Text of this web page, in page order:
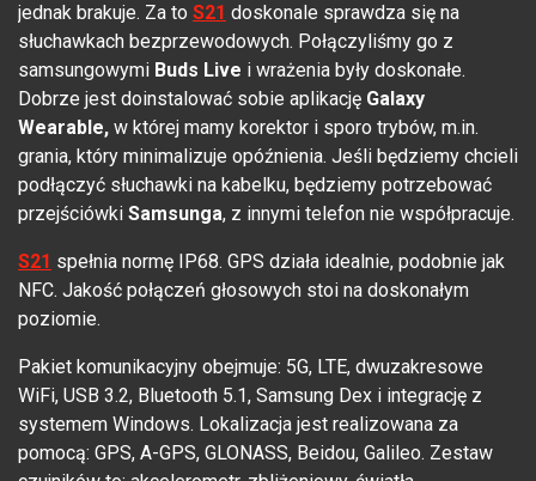
jednak brakuje. Za to S21 doskonale sprawdza się na
słuchawkach bezprzewodowych. Połączyliśmy go z
samsungowymi Buds Live i wrażenia były doskonałe.
Dobrze jest doinstalować sobie aplikację Galaxy
Wearable, w której mamy korektor i sporo trybów, m.in.
grania, który minimalizuje opóźnienia. Jeśli będziemy chcieli
podłączyć słuchawki na kabelku, będziemy potrzebować
przejściówki Samsunga, z innymi telefon nie współpracuje.
S21 spełnia normę IP68. GPS działa idealnie, podobnie jak
NFC. Jakość połączeń głosowych stoi na doskonałym
poziomie.
Pakiet komunikacyjny obejmuje: 5G, LTE, dwuzakresowe
WiFi, USB 3.2, Bluetooth 5.1, Samsung Dex i integrację z
systemem Windows. Lokalizacja jest realizowana za
pomocą: GPS, A-GPS, GLONASS, Beidou, Galileo. Zestaw